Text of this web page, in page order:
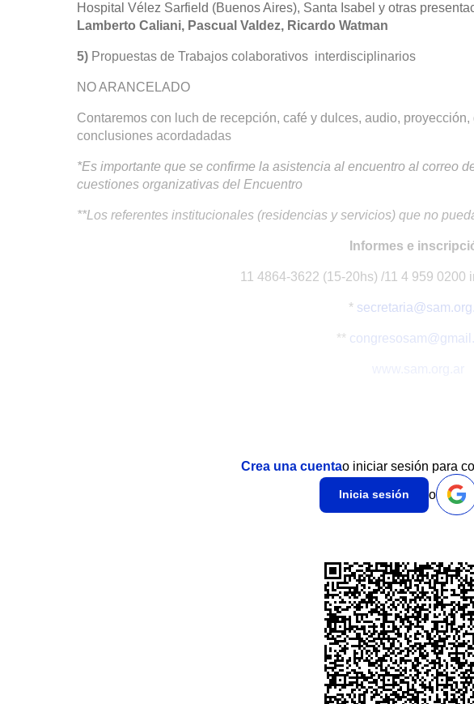
Hospital Vélez Sarfield (Buenos Aires), Santa Isabel y otras
Lamberto Caliani, Pascual Valdez, Ricardo Watman
5) Propuestas de Trabajos colaborativos interdisciplinarios
NO ARANCELADO
Contaremos con luch de recepción, café y dulces, audio,
conclusiones acordadadas
*Es importante que se confirme la asistencia al encuentro al correo
cuestiones organizativas del Encuentro
**Los referentes institucionales (residencias y servicios) que no
Informes e
11 4864-3622 (15-20hs) /11 4 959 0200
*
**
Crea una cuentao iniciar sesión para
Inicia sesión o